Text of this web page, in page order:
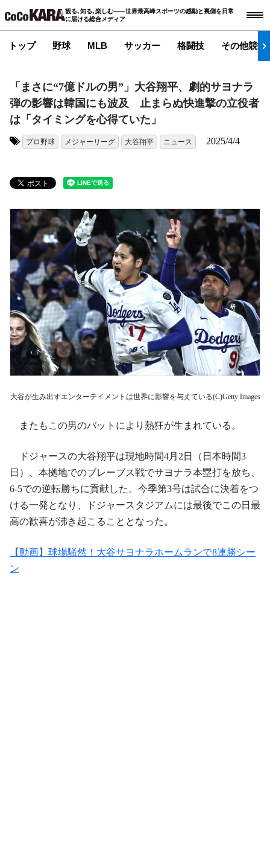
観る､知る､楽しむ――世界最高峰スポーツの感動と裏側を日常
に届ける総合メディア
トップ 野球 MLB サッカー 格闘技 その他競技
「まさに“7億ドルの男”」大谷翔平、劇的サヨナラ
弾の影響は韓国にも波及 止まらぬ快進撃の立役者
は「タイミングを心得ていた」
プロ野球 メジャーリーグ 大谷翔平 ニュース 2025/4/4
大谷が生み出すエンターテイメントは世界に影響を与えている(C)Getty Images
またもこの男のバットにより熱狂が生まれている。
ドジャースの大谷翔平は現地時間4月2日（日本時間3
日）、本拠地でのブレーブス戦でサヨナラ本塁打を放ち、
6-5での逆転勝ちに貢献した。今季第3号は試合に決着をつ
ける一発となり、ドジャースタジアムには最後でこの日最
高の歓喜が沸き起こることとなった。
【動画】球場騒然！大谷サヨナラホームランで8連勝シー
ン